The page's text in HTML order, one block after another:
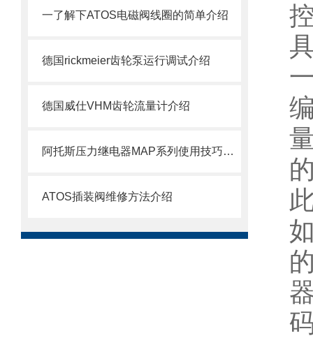
一了解下ATOS电磁阀线圈的简单介绍
德国rickmeier齿轮泵运行调试介绍
德国威仕VHM齿轮流量计介绍
阿托斯压力继电器MAP系列使用技巧介绍
ATOS插装阀维修方法介绍